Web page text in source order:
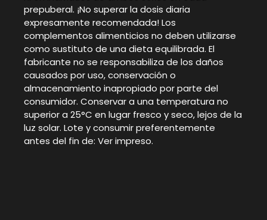
prepuberal. ¡No superar la dosis diaria
expresamente recomendada! Los
complementos alimenticios no deben utilizarse
como sustituto de una dieta equilibrada. El
fabricante no se responsabiliza de los daños
causados por uso, conservación o
almacenamiento inapropiado por parte del
consumidor. Conservar a una temperatura no
superior a 25°C en lugar fresco y seco, lejos de la
luz solar. Lote y consumir preferentemente
antes del fin de: Ver impreso.